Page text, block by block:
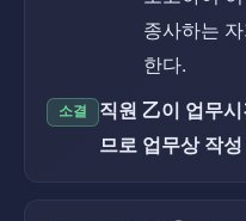
종사하는
한다.
소결
직원 乙이 업무
므로 업무상 작